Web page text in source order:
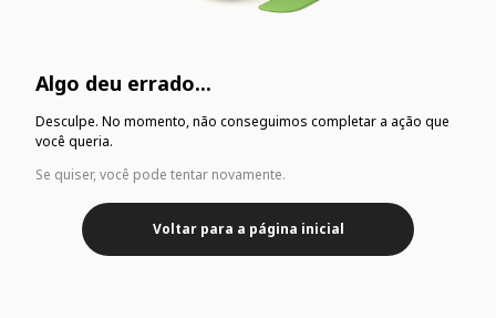
Algo deu errado...
Desculpe. No momento, não conseguimos completar a ação que
você queria.
Se quiser, você pode tentar novamente.
Voltar para a página inicial